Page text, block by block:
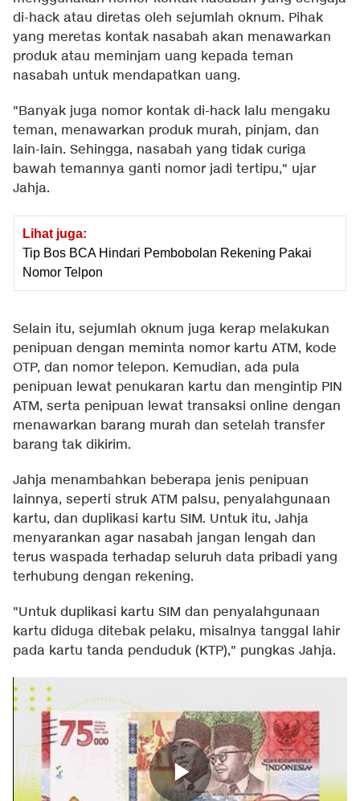
di-hack atau diretas oleh sejumlah oknum. Pihak
yang meretas kontak nasabah akan menawarkan
produk atau meminjam uang kepada teman
nasabah untuk mendapatkan uang.
"Banyak juga nomor kontak di-hack lalu mengaku
teman, menawarkan produk murah, pinjam, dan
lain-lain. Sehingga, nasabah yang tidak curiga
bawah temannya ganti nomor jadi tertipu," ujar
Jahja.
Lihat juga:
Tip Bos BCA Hindari Pembobolan Rekening Pakai
Nomor Telpon
Selain itu, sejumlah oknum juga kerap melakukan
penipuan dengan meminta nomor kartu ATM, kode
OTP, dan nomor telepon. Kemudian, ada pula
penipuan lewat penukaran kartu dan mengintip PIN
ATM, serta penipuan lewat transaksi online dengan
menawarkan barang murah dan setelah transfer
barang tak dikirim.
Jahja menambahkan beberapa jenis penipuan
lainnya, seperti struk ATM palsu, penyalahgunaan
kartu, dan duplikasi kartu SIM. Untuk itu, Jahja
menyarankan agar nasabah jangan lengah dan
terus waspada terhadap seluruh data pribadi yang
terhubung dengan rekening.
"Untuk duplikasi kartu SIM dan penyalahgunaan
kartu diduga ditebak pelaku, misalnya tanggal lahir
pada kartu tanda penduduk (KTP)," pungkas Jahja.